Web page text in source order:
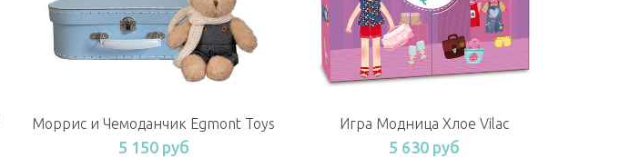
Моррис и Чемоданчик Egmont Toys
5 150 руб
Игра Модница Хлое Vilac
5 630 руб